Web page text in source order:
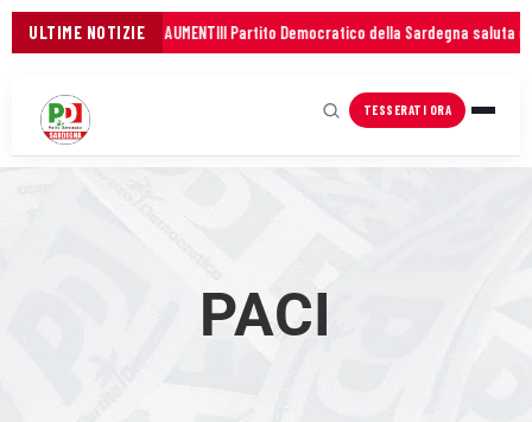
ULTIME NOTIZIE
PER FRENARE GLI AUMENTIIl Partito Democratico della Sardegna saluta con
TESSERATI ORA
PACI